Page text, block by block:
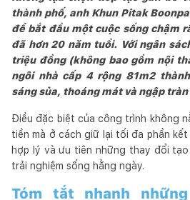
thành phố, anh Khun Pitak
để bắt đầu một cuộc sống chậm
đã hơn 20 năm tuổi. Với ngân
triệu đồng (không bao gồm nội
ngôi nhà cấp 4 rộng 81m2
sáng sủa, thoáng mát và ngập
Điều đặc biệt của công trình không
tiền mà ở cách giữ lại tối đa phần
hợp lý và ưu tiên những thay đổi
trải nghiệm sống hằng ngày.
Tóm tắt nhanh